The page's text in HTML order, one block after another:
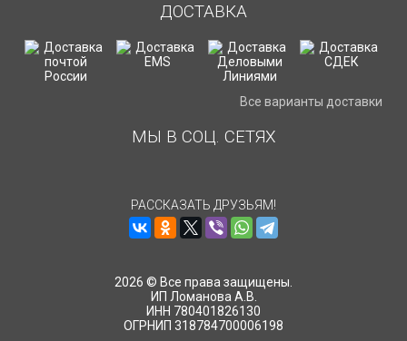
ДОСТАВКА
Все варианты доставки
МЫ В СОЦ. СЕТЯХ
РАССКАЗАТЬ ДРУЗЬЯМ!
2026 © Все права защищены.
ИП Ломанова А.В.
ИНН 780401826130
ОГРНИП 318784700006198